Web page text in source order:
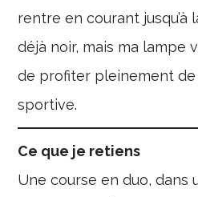
rentre en courant jusqu’à
déjà noir, mais ma lampe
de profiter pleinement
sportive.
Ce que je retiens
Une course en duo, dans